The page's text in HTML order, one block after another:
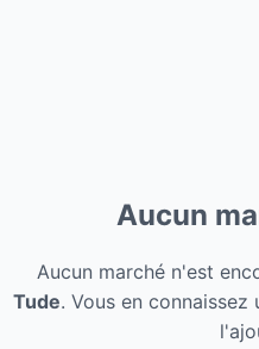
Aucun
Aucun marché n'est
Tude. Vous en connaissez